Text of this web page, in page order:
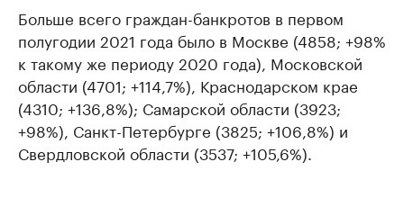
Больше всего граждан-банкротов в первом
полугодии 2021 года было в Москве (4858; +98%
к такому же периоду 2020 года), Московской
области (4701; +114,7%), Краснодарском крае
(4310; +136,8%); Самарской области (3923;
+98%), Санкт-Петербурге (3825; +106,8%) и
Свердловской области (3537; +105,6%).